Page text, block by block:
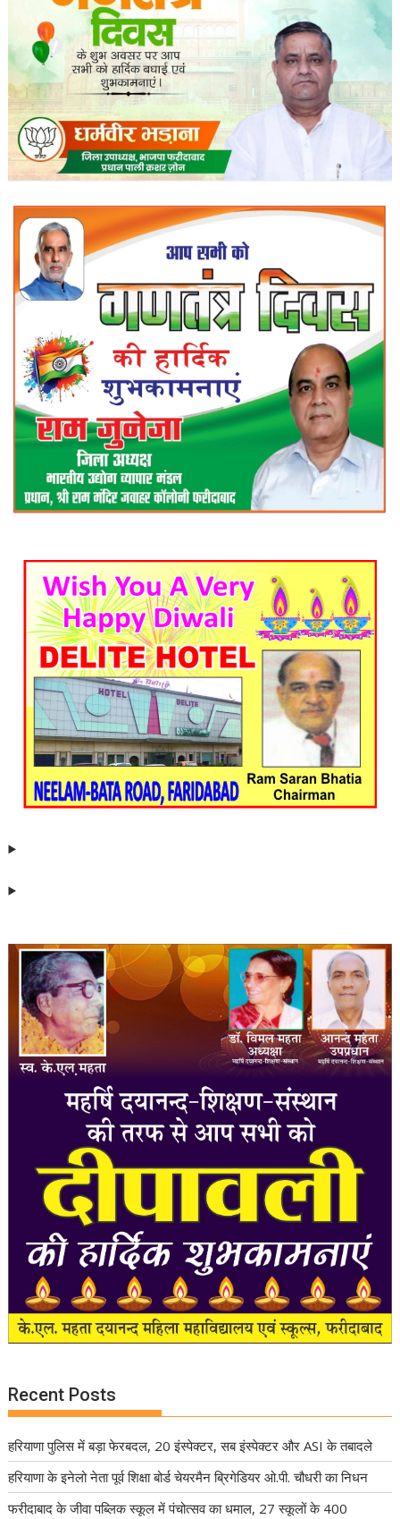
Recent Posts
हरियाणा पुलिस में बड़ा फेरबदल, 20 इंस्पेक्टर, सब इंस्पेक्टर और ASI के तबादले
हरियाणा के इनेलो नेता पूर्व शिक्षा बोर्ड चेयरमैन ब्रिगेडियर ओ.पी. चौधरी का निधन
फरीदाबाद के जीवा पब्लिक स्कूल में पंचोत्सव का धमाल, 27 स्कूलों के 400